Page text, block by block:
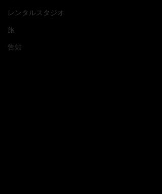
レンタルスタジオ
旅
告知